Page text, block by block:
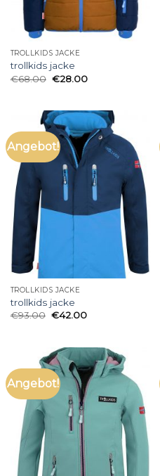
TROLLKIDS JACKE
trollkids jacke
€68.00 €28.00
Angebot!
TROLLKIDS JACKE
trollkids jacke
€93.00 €42.00
Angebot!